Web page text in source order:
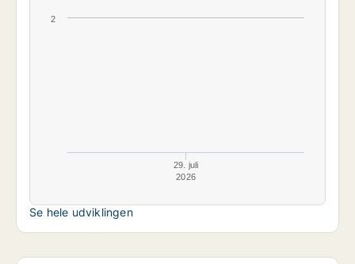
29. juli
2026
2
Se hele udviklingen